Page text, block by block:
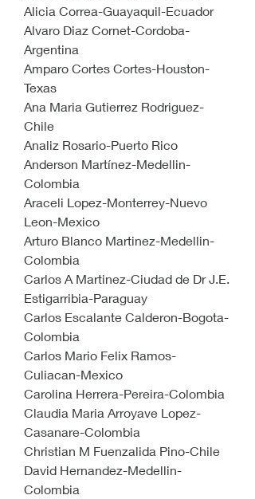
Alicia Correa-Guayaquil-Ecuador
Alvaro Diaz Cornet-Cordoba-
Argentina
Amparo Cortes Cortes-Houston-
Texas
Ana Maria Gutierrez Rodriguez-
Chile
Analiz Rosario-Puerto Rico
Anderson Martínez-Medellin-
Colombia
Araceli Lopez-Monterrey-Nuevo
Leon-Mexico
Arturo Blanco Martinez-Medellin-
Colombia
Carlos A Martinez-Ciudad de Dr J.E.
Estigarribia-Paraguay
Carlos Escalante Calderon-Bogota-
Colombia
Carlos Mario Felix Ramos-
Culiacan-Mexico
Carolina Herrera-Pereira-Colombia
Claudia Maria Arroyave Lopez-
Casanare-Colombia
Christian M Fuenzalida Pino-Chile
David Hernandez-Medellin-
Colombia